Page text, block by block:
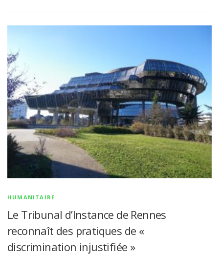
HUMANITAIRE
Le Tribunal d’Instance de Rennes
reconnaît des pratiques de «
discrimination injustifiée »